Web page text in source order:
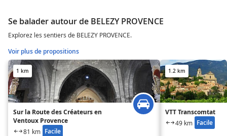
Se balader autour de BELEZY PROVENCE
Explorez les sentiers de BELEZY PROVENCE.
Voir plus de propositions
1 km
Sur la Route des Créateurs en
Ventoux Provence
81 km Facile
1.2 km
VTT Transcomtat
49 km Facile